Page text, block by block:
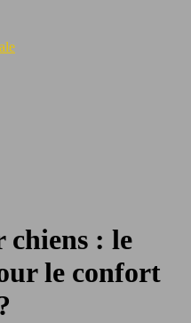
chiens : le
le confort